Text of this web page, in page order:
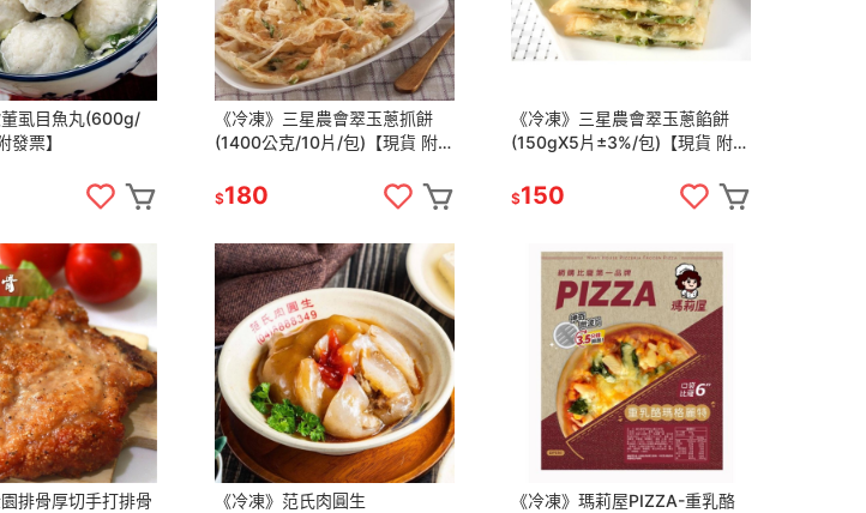
董虱目魚丸(600g/
發票】
《冷凍》三星農會翠玉蔥抓餅
(1400公克/10片/包)【現貨 附發
$180
《冷凍》三星農會翠玉蔥餡餅
(150gX5片±3%/包)【現貨 附發
$150
園排骨厚切手打排骨
《冷凍》范氏肉圓生
《冷凍》瑪莉屋PIZZA-重乳酪